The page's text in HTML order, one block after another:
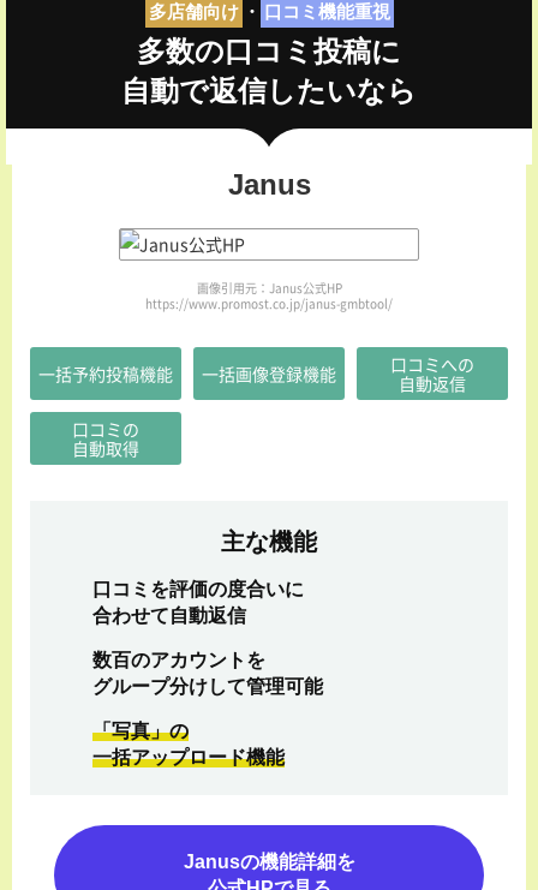
多店舗向け ・ 口コミ機能重視
多数の口コミ投稿に
自動で返信したいなら
Janus
画像引用元：Janus公式HP
https://www.promost.co.jp/janus-gmbtool/
一括予約投稿機能 一括画像登録機能
口コミへの
自動返信
口コミの
自動取得
主な機能
口コミを評価の度合いに
合わせて自動返信
数百のアカウントを
グループ分けして管理可能
「写真」の
一括アップロード機能
Janusの機能詳細を